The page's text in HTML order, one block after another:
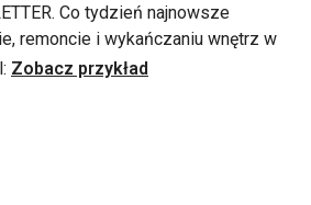
Co tydzień najnowsze
remoncie i wykańczaniu wnętrz w
Zobacz przykład